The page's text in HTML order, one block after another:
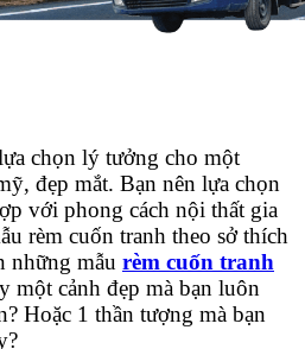
chọn lý tưởng cho một
đẹp mắt. Bạn nên lựa chọn
với phong cách nội thất gia
rèm cuốn tranh theo sở thích
những mẫu rèm cuốn tranh
một cảnh đẹp mà bạn luôn
Hoặc 1 thần tượng mà bạn